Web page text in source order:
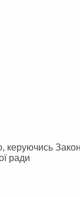
керуючись
ради